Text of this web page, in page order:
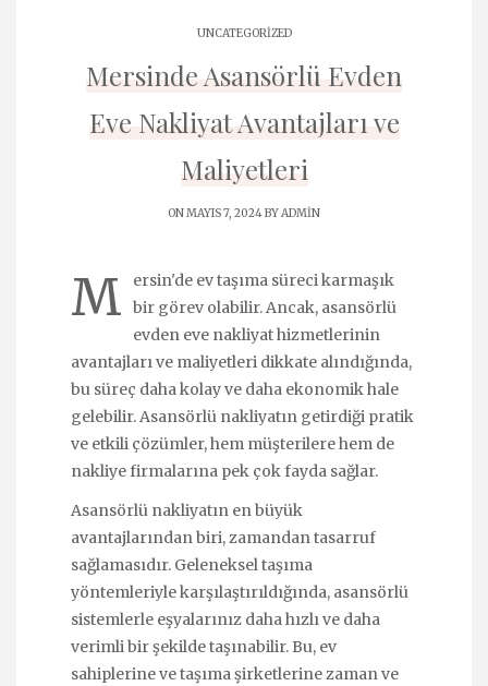
UNCATEGORIZED
Mersinde Asansörlü Evden
Eve Nakliyat Avantajları ve
Maliyetleri
ON MAYIS 7, 2024 BYADMIN
M
ersin'de ev taşıma süreci karmaşık
bir görev olabilir. Ancak, asansörlü
evden eve nakliyat hizmetlerinin
avantajları ve maliyetleri dikkate alındığında,
bu süreç daha kolay ve daha ekonomik hale
gelebilir. Asansörlü nakliyatın getirdiği pratik
ve etkili çözümler, hem müşterilere hem de
nakliye firmalarına pek çok fayda sağlar.
Asansörlü nakliyatın en büyük
avantajlarından biri, zamandan tasarruf
sağlamasıdır. Geleneksel taşıma
yöntemleriyle karşılaştırıldığında, asansörlü
sistemlerle eşyalarınız daha hızlı ve daha
verimli bir şekilde taşınabilir. Bu, ev
sahiplerine ve taşıma şirketlerine zaman ve